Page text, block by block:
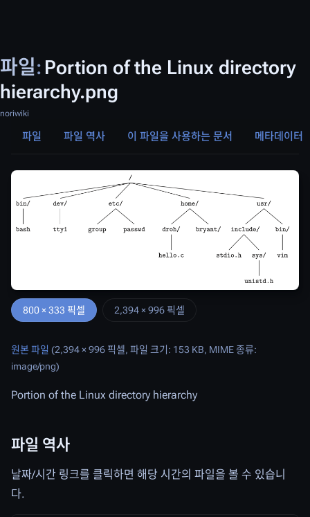
파일: Portion of the Linux directory
hierarchy.png
noriwiki
파일 파일 역사 이 파일을 사용하는 문서 메타데이터
800 × 333 픽셀 2,394 × 996 픽셀
원본 파일 (2,394 × 996 픽셀, 파일 크기: 153 KB, MIME 종류:
image/png)
Portion of the Linux directory hierarchy
파일 역사
날짜/시간 링크를 클릭하면 해당 시간의 파일을 볼 수 있습니
다.